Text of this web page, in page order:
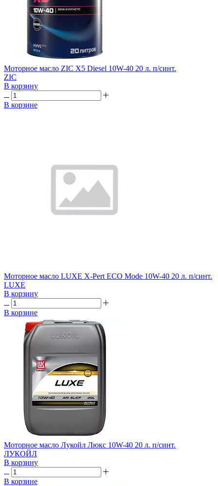
Моторное масло ZIC X5 Diesel 10W-40 20 л. п/синт.
ZIC
В корзину
В корзине
Моторное масло LUXE X-Pert ECO Mode 10W-40 20 л. п/синт.
LUXE
В корзину
В корзине
Моторное масло Лукойл Люкс 10W-40 20 л. п/синт.
ЛУКОЙЛ
В корзину
В корзине